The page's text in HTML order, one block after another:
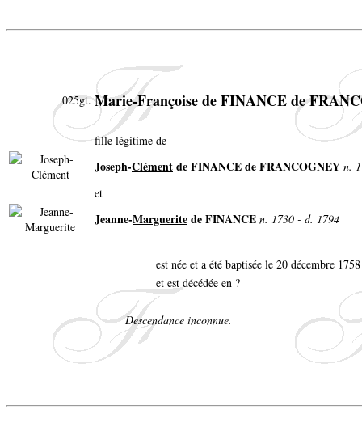
025gt. Marie-Françoise de FINANCE de
fille légitime de
Joseph-Clémentde FINANCE de FRANCOGNEY n.
et
Jeanne-Margueritede FINANCE n. 1730 - d. 1794
est née et a été baptisée le 20 décembre
et est décédée en ?
Descendance inconnue.